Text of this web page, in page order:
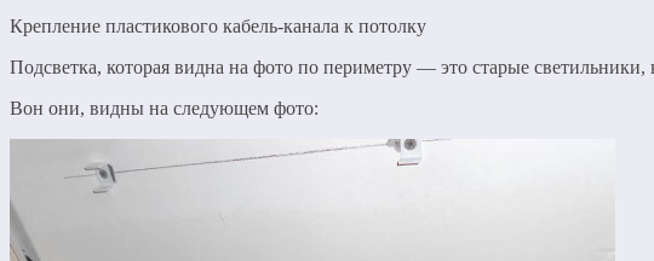
Крепление пластикового кабель-канала к потолку
Подсветка, которая видна на фото по периметру — это старые
Вон они, видны на следующем фото: